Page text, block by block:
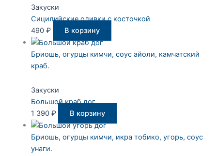
Закуски
Сицилийские оливки с косточкой
490 ₽ В корзину
Бриошь, огурцы кимчи, соус айоли, камчатский
краб.
Закуски
Большой краб дог
1 390 ₽ В корзину
Бриошь, огурцы кимчи, икра тобико, угорь, соус
унаги.